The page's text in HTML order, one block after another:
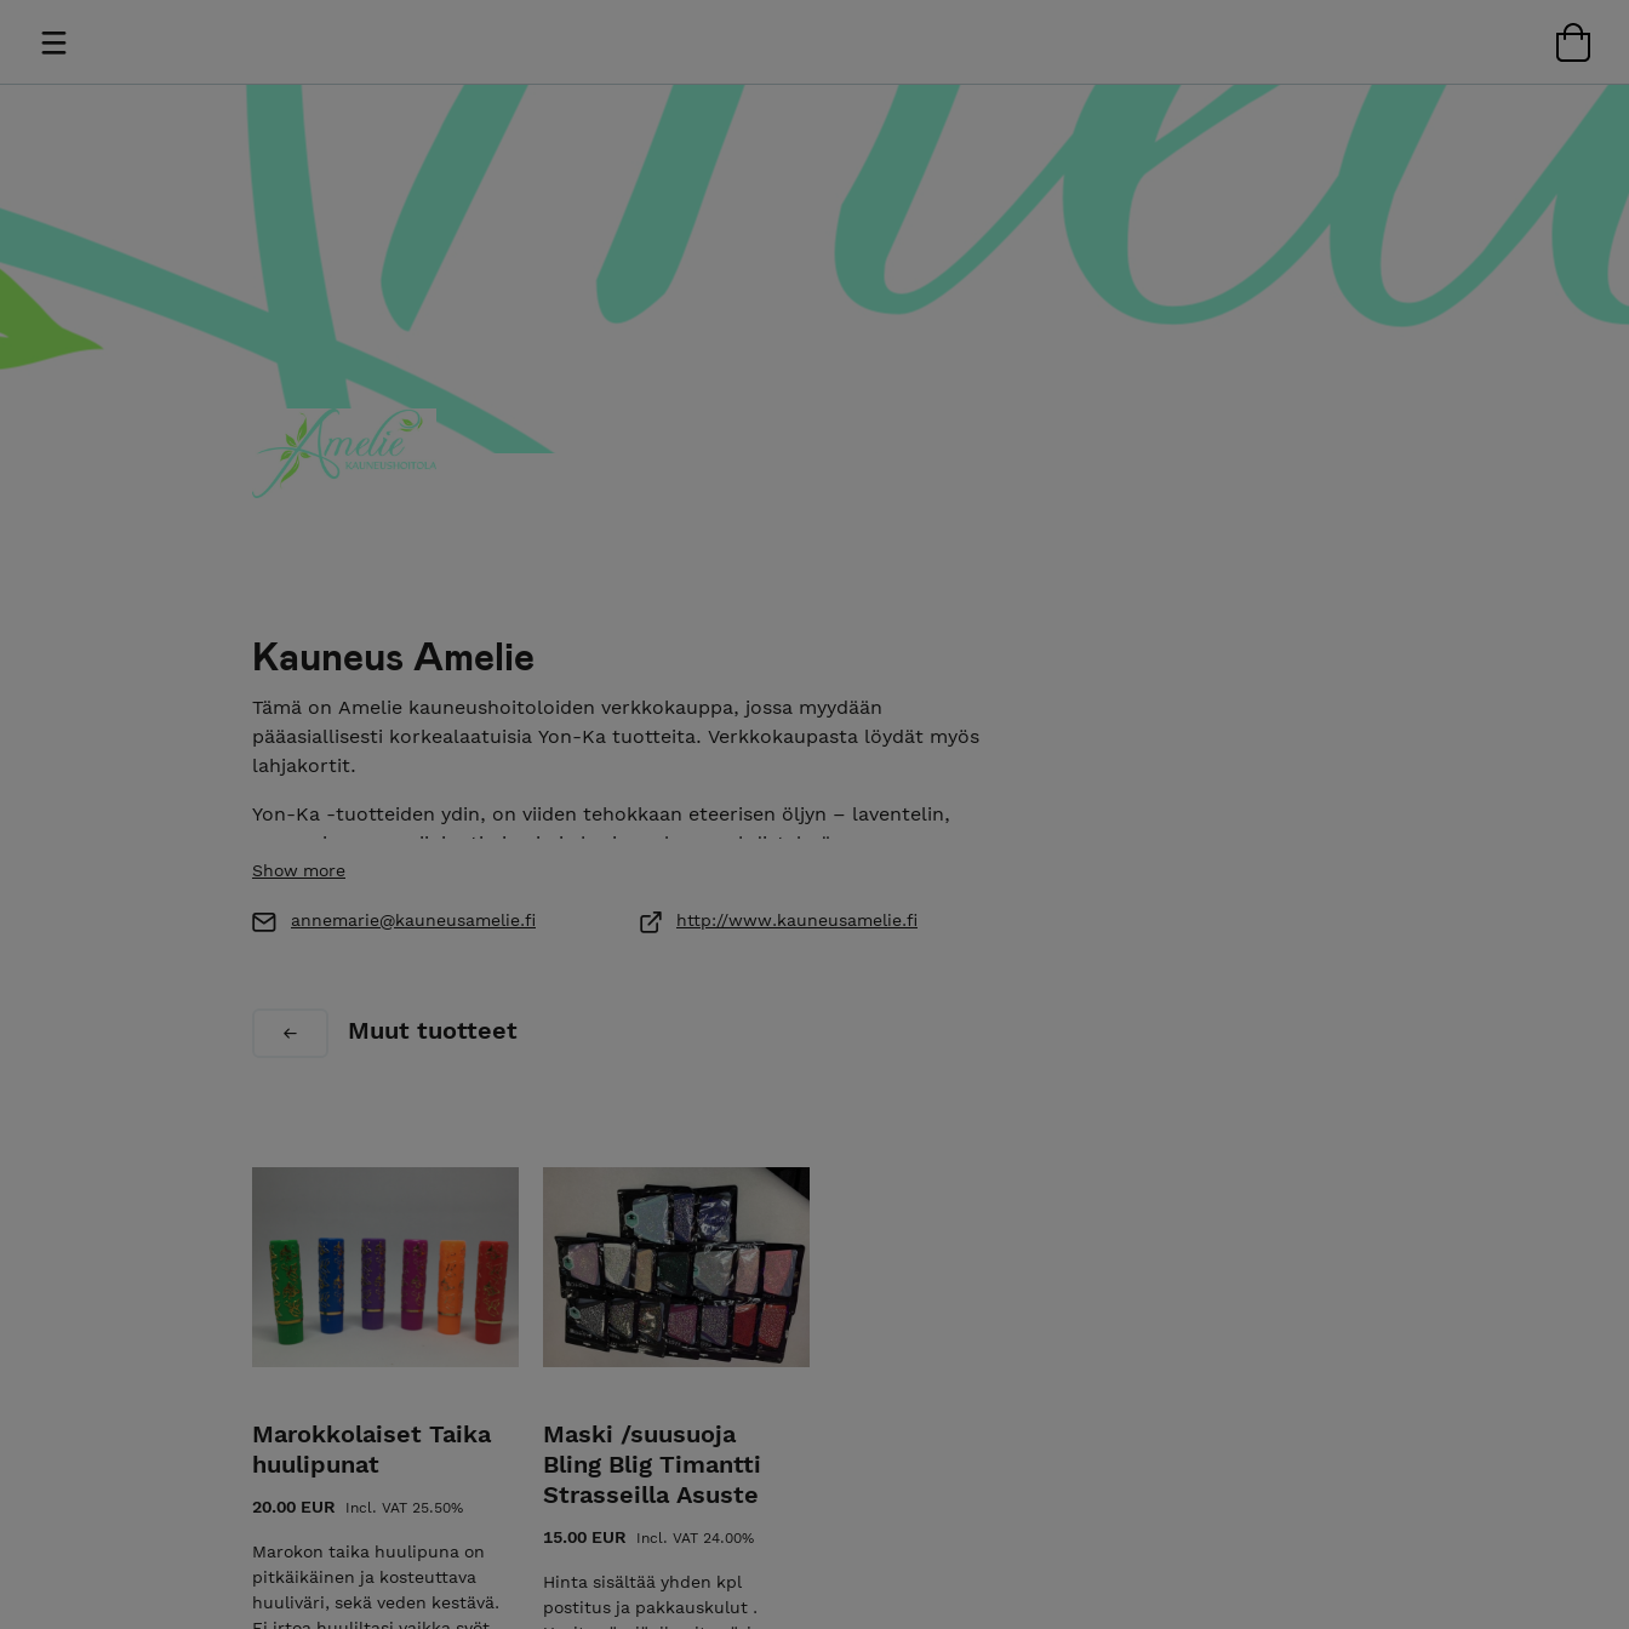
Kauneus Amelie
Tämä on Amelie kauneushoitoloiden verkkokauppa, jossa myydään
pääasiallisesti korkealaatuisia Yon-Ka tuotteita. Verkkokaupasta löydät myös
lahjakortit.
Yon-Ka -tuotteiden ydin, on viiden tehokkaan eteerisen öljyn – laventelin,
sypressin, rosmariinin, timjamin ja kurjenpolven – yhdistelmä.
saataviin hoitaviin kasviuutteisiin tehden niistä entistä tehokkaampia.
viivästysten aiheuttamista välillisistä haitoista. Tutustu toimitusehtoihimme.
Show more
annemarie@kauneusamelie.fi http://www.kauneusamelie.fi
Muut tuotteet
Marokkolaiset Taika
huulipunat
20.00 EUR Incl. VAT 25.50%
Marokon taika huulipuna on
pitkäikäinen ja kosteuttava
huuliväri, sekä veden kestävä.
Maski /suusuoja
Bling Blig Timantti
Strasseilla Asuste
15.00 EUR Incl. VAT 24.00%
Hinta sisältää yhden kpl
postitus ja pakkauskulut .